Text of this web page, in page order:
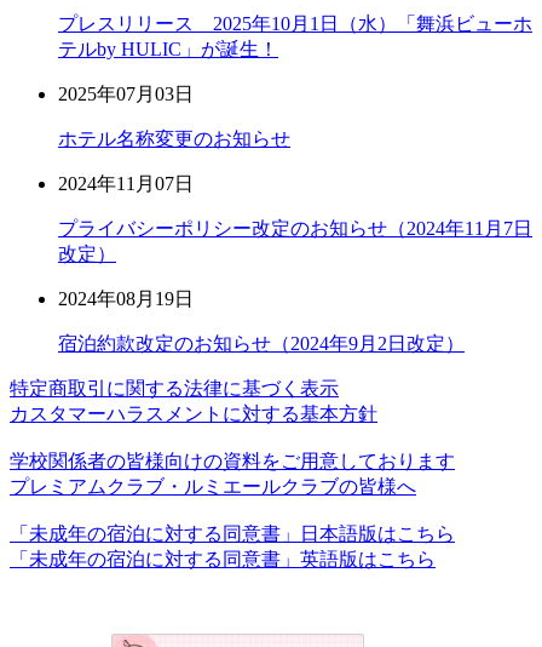
プレスリリース 2025年10月1日（水）「舞浜ビューホ
テルby HULIC」が誕生！
2025年07月03日
ホテル名称変更のお知らせ
2024年11月07日
プライバシーポリシー改定のお知らせ（2024年11月7日
改定）
2024年08月19日
宿泊約款改定のお知らせ（2024年9月2日改定）
特定商取引に関する法律に基づく表示
カスタマーハラスメントに対する基本方針
学校関係者の皆様向けの資料をご用意しております
プレミアムクラブ・ルミエールクラブの皆様へ
「未成年の宿泊に対する同意書」日本語版はこちら
「未成年の宿泊に対する同意書」英語版はこちら